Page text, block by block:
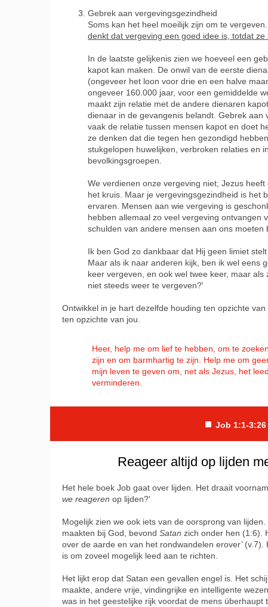
Gebrek aan vergevingsgezindheid
Soms kan het heel moeilijk zijn om te
denkt dat vergeving een goed idee is, totdat
In de laatste gelijkenis zien we hoeveel een
kapot kan maken. De onwil van de eerste
(ongeveer het loon voor drie en een halve
ongeveer 160.000 jaar, voor een gemiddelde
maakt zijn relatie met de andere dienaren
dienaar in de gevangenis belandt. Gebrek aan
vaak de relatie tussen mensen kapot en doet
ze denken dat die tegen hen gezondigd
stukgelopen huwelijken, verbroken relaties en
bevolkingsgroepen.
We verdienen onze vergeving niet; Jezus
het kruis. Maar je vergevingsgezindheid is het
ervaren. Mensen aan wie vergeving is
hebben allemaal zo veel vergeving ontvangen
schulden van andere mensen aan ons moeten
Ik ben God zo dankbaar dat Hij geen limiet
Maar als ik naar anderen kijk, ben ik wel eens
keer vergeven, en ook wel twee keer, maar
niet steeds weer te vergeven?'
Ontwikkel in je hart dezelfde houding ten opzichte
ten opzichte van jou.
Heer, help me om lief te hebben, om te
zijn en om barmhartig te zijn. Help me om
mijn leven te geven om, net als Jezus, het
verminderen.
■ Job 1:1-3:26
Reageer altijd op lijden
Het hele boek Job gaat over lijden. Het draait
we reageren op lijden?'
Mogelijk zien we ook iets van de oorsprong van
maakten bij God, bevond Satan zich onder hen (1:6).
over de aarde en van het rondwandelen erover’
is om zoveel mogelijk leed aan te richten.
Het lijkt erop dat Satan een gevallen engel is. Het
maakte, andere vrije, vindingrijke en intelligente
was in het geestelijke rijk voordat de mens überhaupt